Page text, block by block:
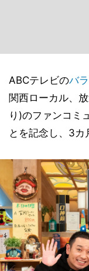
ABCテレビのバ
関西ローカル、
り)のファンコミ
とを記念し、3カ